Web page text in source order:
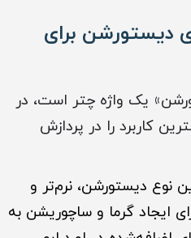
دیستورشن برای
یک واژه چتر است، در
کاربرد را در پردازش
نوع دیستورشن، نرم‌تر و
ایجاد گرما و ساچوریشن به